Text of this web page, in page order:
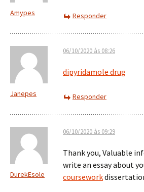
Amypes Responder
Janepes
06/10/2020 às 08:26
dipyridamole drug
Responder
DurekEsole
06/10/2020 às 09:29
Thank you, Valuable
write an essay about
coursework